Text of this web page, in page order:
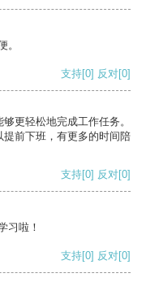
。
支持[0] 反对[0]
更轻松地完成工作任务。
前下班，有更多的时间陪
支持[0] 反对[0]
习啦！
支持[0] 反对[0]